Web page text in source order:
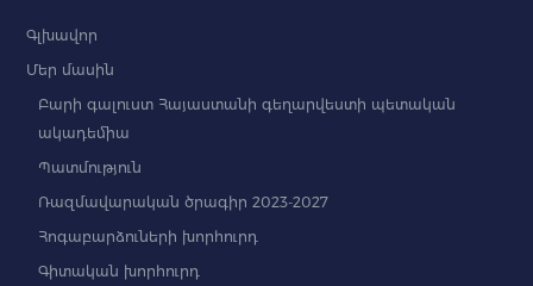
Գլխավոր
Մեր մասին
Բարի գալուստ Հայաստանի գեղարվեստի պետական
ակադեմիա
Պատմություն
Ռազմավարական ծրագիր 2023-2027
Հոգաբարձուների խորհուրդ
Գիտական խորհուրդ